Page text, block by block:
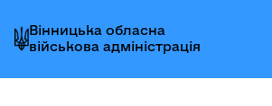
до
головного
меню
до
головного
вмісту
до
головного
колонтитула
Вінницька обласна
військова адміністрація